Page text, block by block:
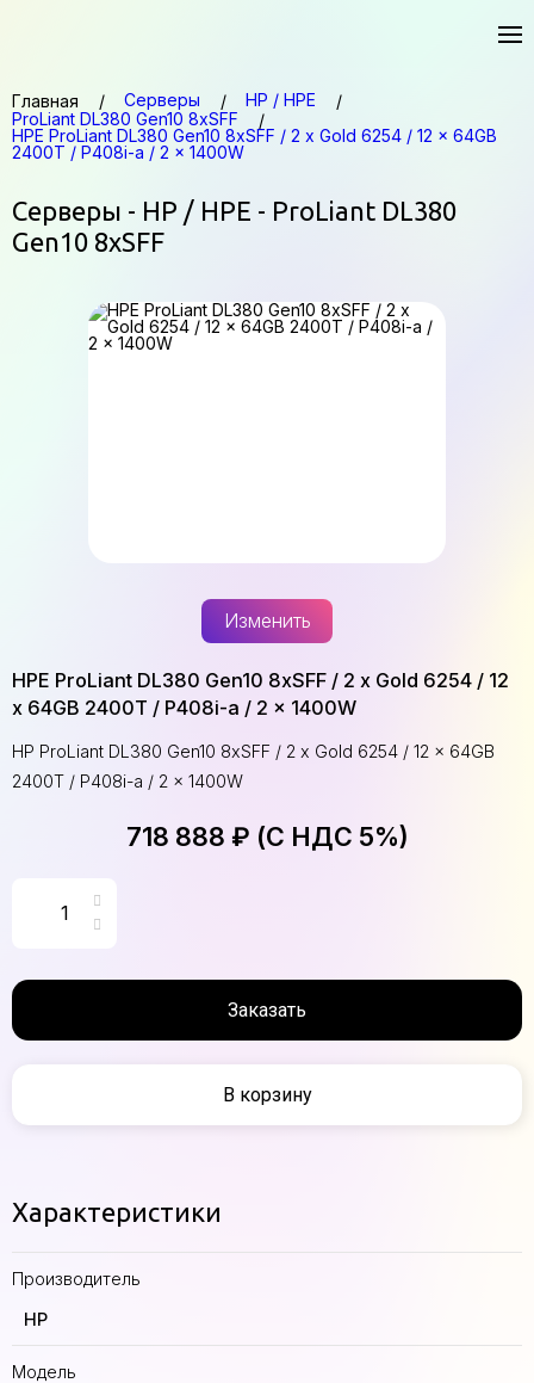
Главная Серверы
HP / HPE
ProLiant DL380 Gen10 8xSFF
HPE ProLiant DL380 Gen10 8xSFF / 2 x Gold 6254 / 12 x 64GB
2400T / P408i-a / 2 x 1400W
Серверы - HP / HPE - ProLiant DL380
Gen10 8xSFF
Изменить
HPE ProLiant DL380 Gen10 8xSFF / 2 x Gold 6254 / 12
x 64GB 2400T / P408i-a / 2 x 1400W
HP ProLiant DL380 Gen10 8xSFF / 2 x Gold 6254 / 12 x 64GB
2400T / P408i-a / 2 x 1400W
718 888 ₽ (С НДС 5%)
Заказать
В корзину
Характеристики
Производитель
HP
Модель